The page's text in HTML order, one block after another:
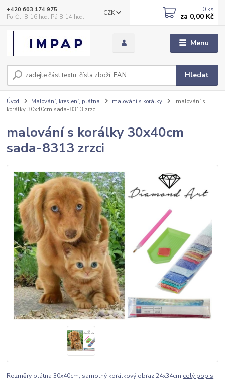
Menu
CZK
Hledat
+420 603 174 975
Po-Čt, 8-16 hod. Pá 8-14 hod.
0 ks
za 0,00 Kč
Úvod Malování, kreslení, plátna malování s korálky
malování s
korálky 30x40cm sada-8313 zrzci
malování s korálky 30x40cm
sada-8313 zrzci
Rozměry plátna 30x40cm, samotný korálkový obraz 24x34cm celý popis